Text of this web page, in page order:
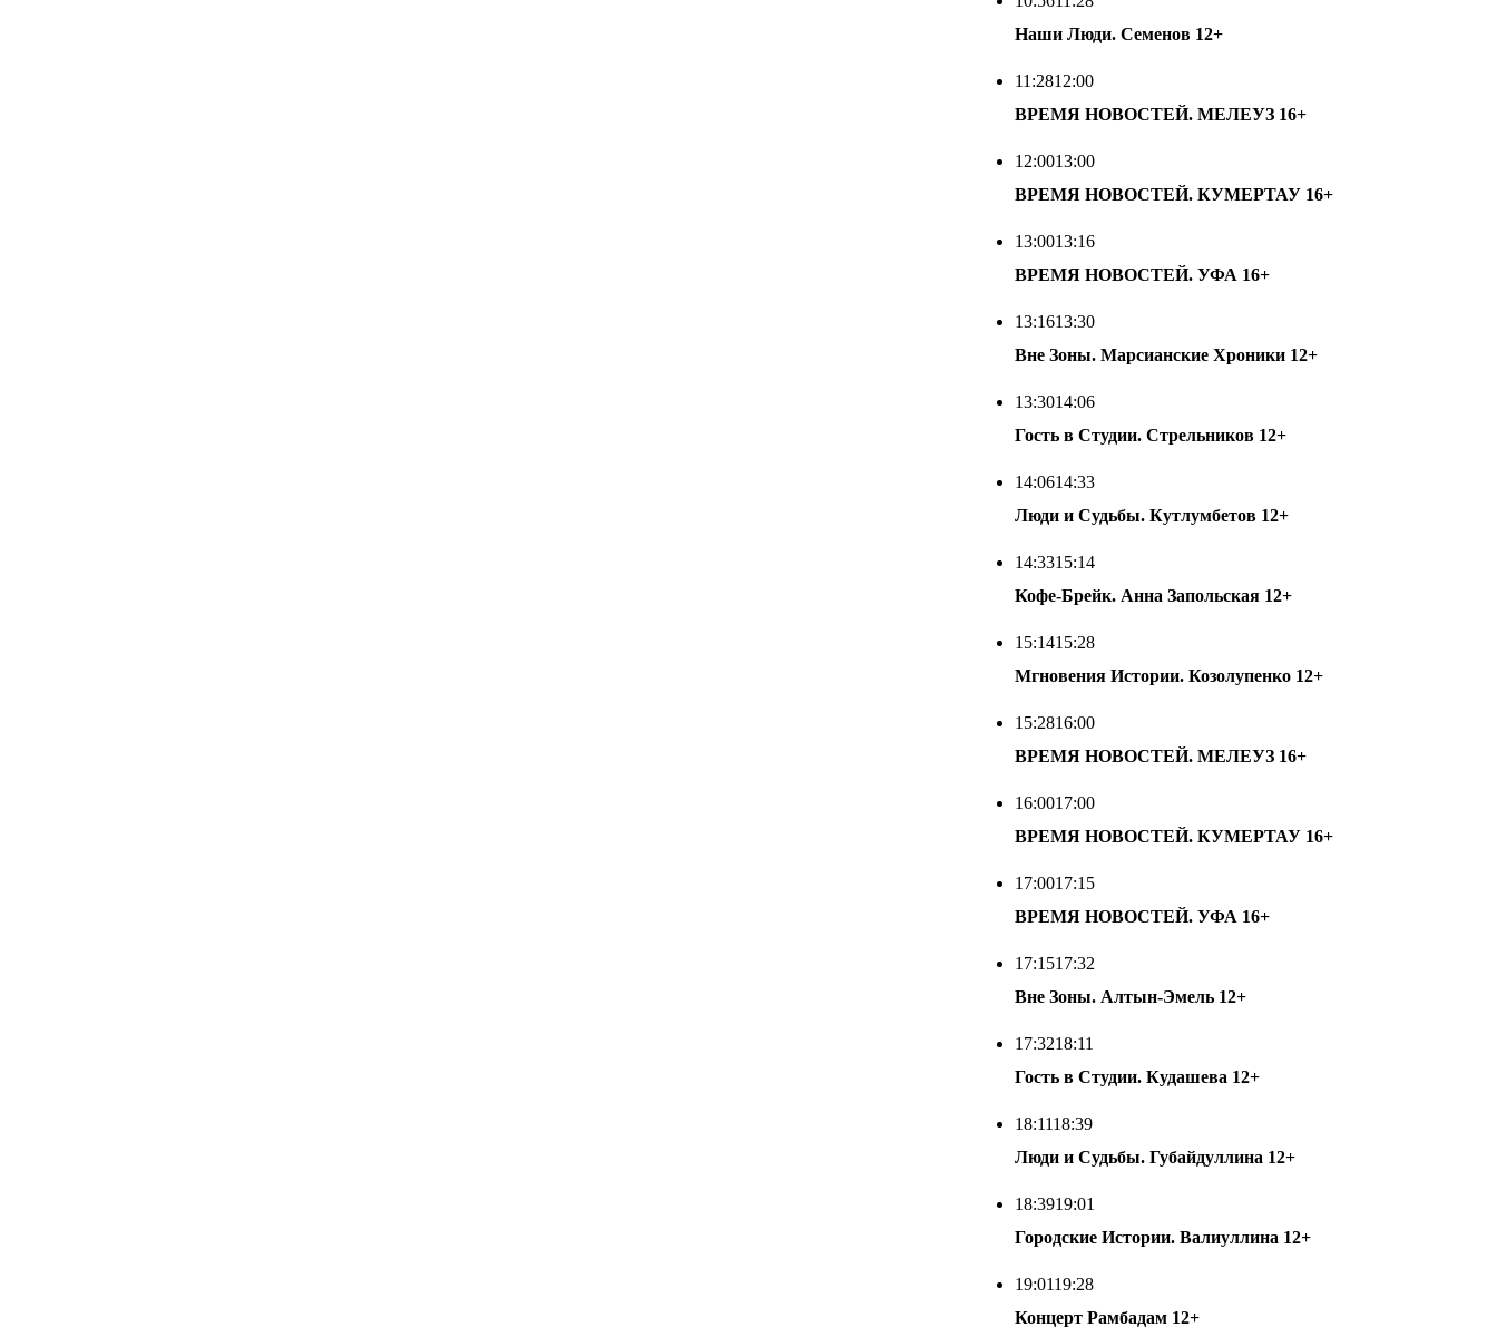
Наши Люди. Семенов 12+
11:2812:00
ВРЕМЯ НОВОСТЕЙ. МЕЛЕУЗ 16+
12:0013:00
ВРЕМЯ НОВОСТЕЙ. КУМЕРТАУ 16+
13:0013:16
ВРЕМЯ НОВОСТЕЙ. УФА 16+
13:1613:30
Вне Зоны. Марсианские Хроники 12+
13:3014:06
Гость в Студии. Стрельников 12+
14:0614:33
Люди и Судьбы. Кутлумбетов 12+
14:3315:14
Кофе-Брейк. Анна Запольская 12+
15:1415:28
Мгновения Истории. Козолупенко 12+
15:2816:00
ВРЕМЯ НОВОСТЕЙ. МЕЛЕУЗ 16+
16:0017:00
ВРЕМЯ НОВОСТЕЙ. КУМЕРТАУ 16+
17:0017:15
ВРЕМЯ НОВОСТЕЙ. УФА 16+
17:1517:32
Вне Зоны. Алтын-Эмель 12+
17:3218:11
Гость в Студии. Кудашева 12+
18:1118:39
Люди и Судьбы. Губайдуллина 12+
18:3919:01
Городские Истории. Валиуллина 12+
19:0119:28
Концерт Рамбадам 12+